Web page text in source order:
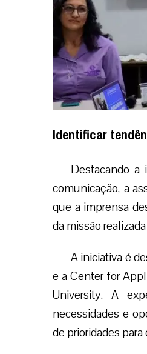
Identificar
Destacando a
comunicação, a
que a imprensa
da missão
A iniciativa é
e a Center for
University. A
necessidades e
de prioridades